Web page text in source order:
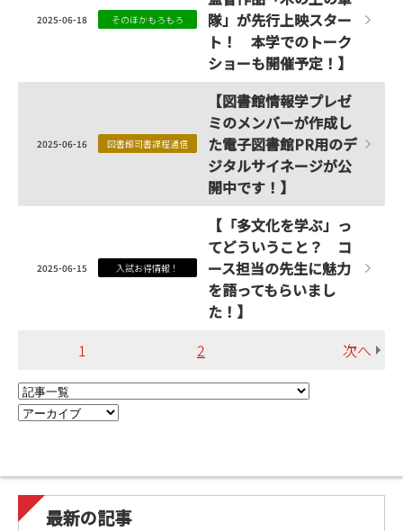
2025-06-18 そのほかもろもろ
隊」が先行上映スター
ト！ 本学でのトーク
ショーも開催予定！】
2025-06-16 図書館司書課程通信
【図書館情報学プレゼ
ミのメンバーが作成し
た電子図書館PR用のデ
ジタルサイネージが公
開中です！】
2025-06-15 入試お得情報！
【「多文化を学ぶ」っ
てどういうこと？ コ
ース担当の先生に魅力
を語ってもらいまし
た！】
1
2 次へ
最新の記事